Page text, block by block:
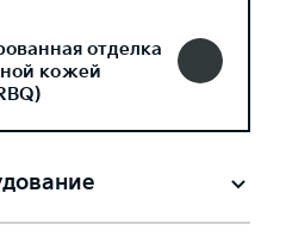
отделка
кожей